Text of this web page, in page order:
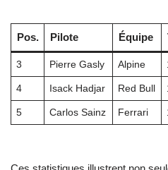
Pos. Pilote Équipe
3 Pierre Gasly Alpine
4 Isack Hadjar Red Bull
5 Carlos Sainz Ferrari